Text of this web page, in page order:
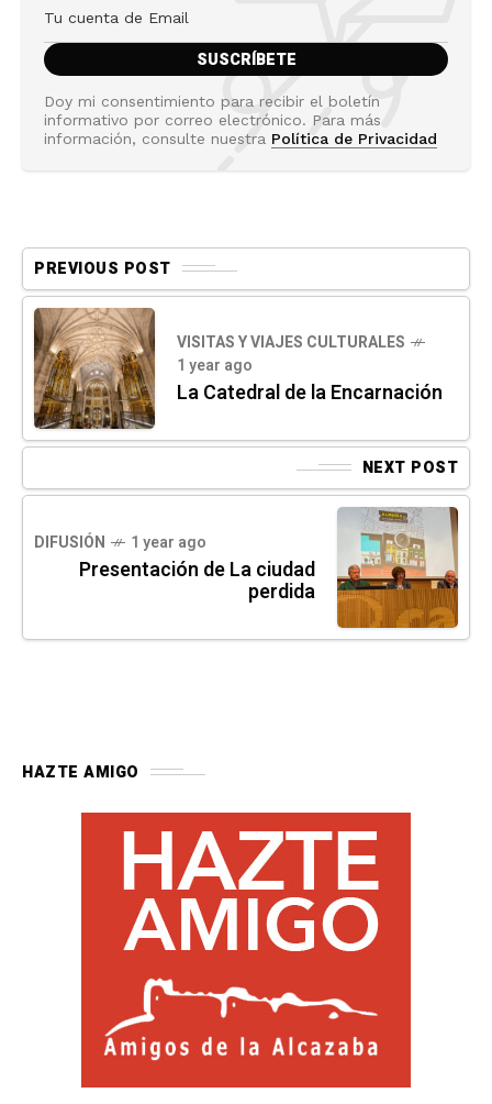
Doy mi consentimiento para recibir el boletín
informativo por correo electrónico. Para más
información, consulte nuestra Política de Privacidad
PREVIOUS POST
VISITAS Y VIAJES CULTURALES
1 year ago
La Catedral de la Encarnación
NEXT POST
DIFUSIÓN 1 year ago
Presentación de La ciudad
perdida
HAZTE AMIGO